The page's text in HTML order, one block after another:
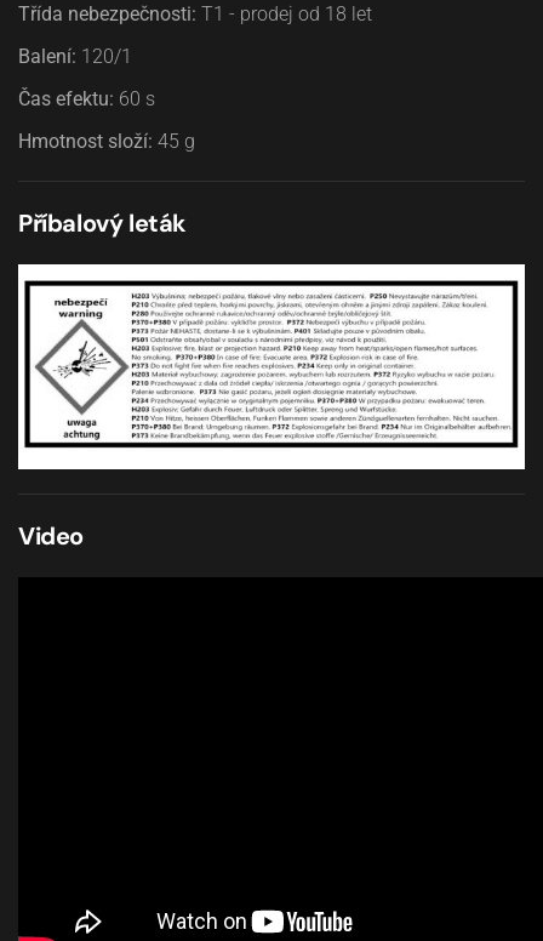
Třída nebezpečnosti: T1 - prodej od 18 let
Balení: 120/1
Čas efektu: 60 s
Hmotnost složí: 45 g
Příbalový leták
Video